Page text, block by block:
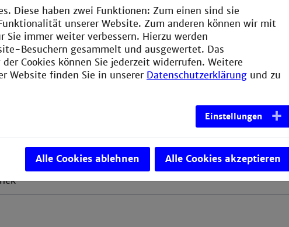
Termin-Übersichten
der Fakultät für Informationstechnik
Diese haben zwei Funktionen: Zum einen sind sie
unserer Website. Zum anderen können wir mit
Sie immer weiter verbessern. Hierzu werden
Besuchern gesammelt und ausgewertet. Das
Cookies können Sie jederzeit widerrufen. Weitere
Website finden Sie in unserer Datenschutzerklärung und zu
Einstellungen
Alle Cookies ablehnen Alle Cookies akzeptieren